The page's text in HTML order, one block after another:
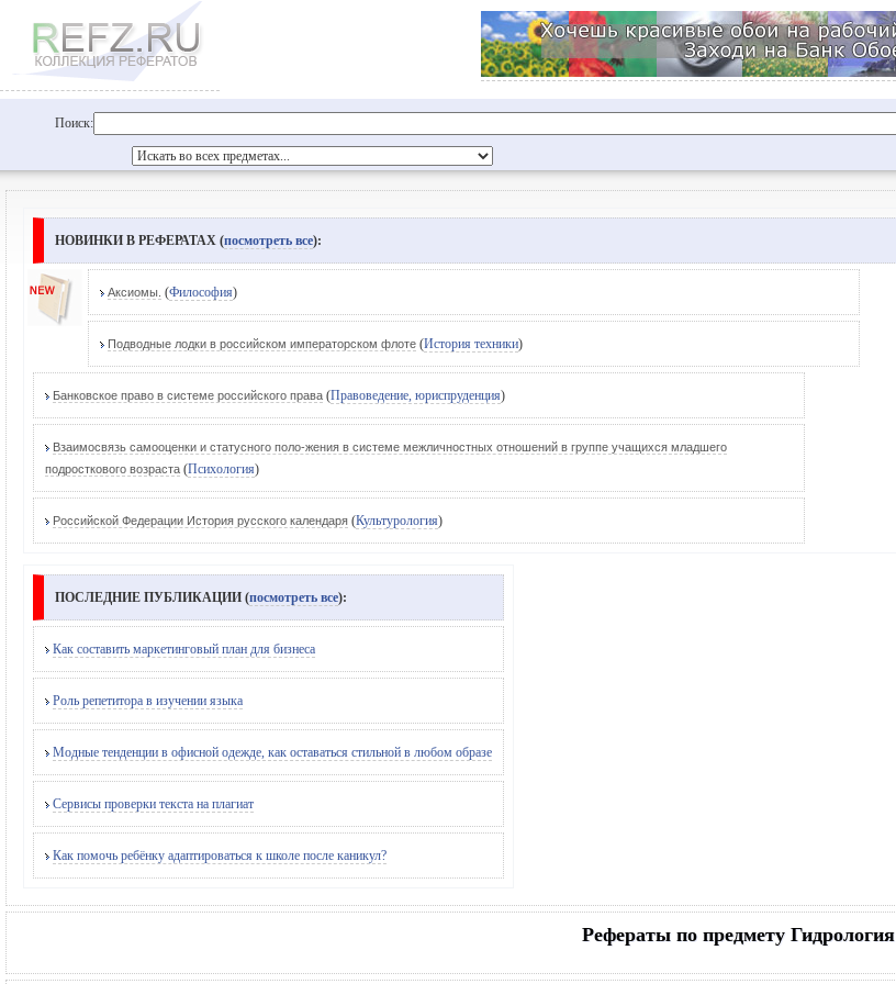
Поиск:
НОВИНКИ В РЕФЕРАТАХ (посмотреть все):
Аксиомы. (Философия)
Подводные лодки в российском императорском флоте (История техники)
Банковское право в системе российского права (Правоведение, юриспруденция)
Взаимосвязь самооценки и статусного поло-жения в системе межличностных отношений в группе учащихся младшего
подросткового возраста (Психология)
Российской Федерации История русского календаря (Культурология)
ПОСЛЕДНИЕ ПУБЛИКАЦИИ (посмотреть все):
Как составить маркетинговый план для бизнеса
Роль репетитора в изучении языка
Модные тенденции в офисной одежде, как оставаться стильной в любом образе
Сервисы проверки текста на плагиат
Как помочь ребёнку адаптироваться к школе после каникул?
Рефераты по предмету Гидрология